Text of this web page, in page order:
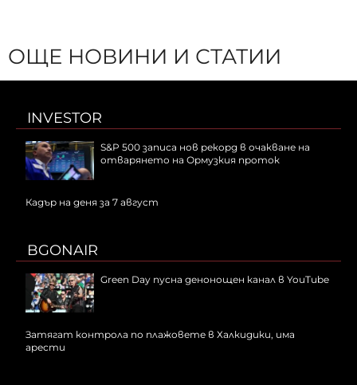
ОЩЕ НОВИНИ И СТАТИИ
INVESTOR
S&P 500 записа нов рекорд в очакване на
отварянето на Ормузкия проток
Кадър на деня за 7 август
BGONAIR
Green Day пусна денонощен канал в YouTube
Затягат контрола по плажовете в Халкидики, има
арести